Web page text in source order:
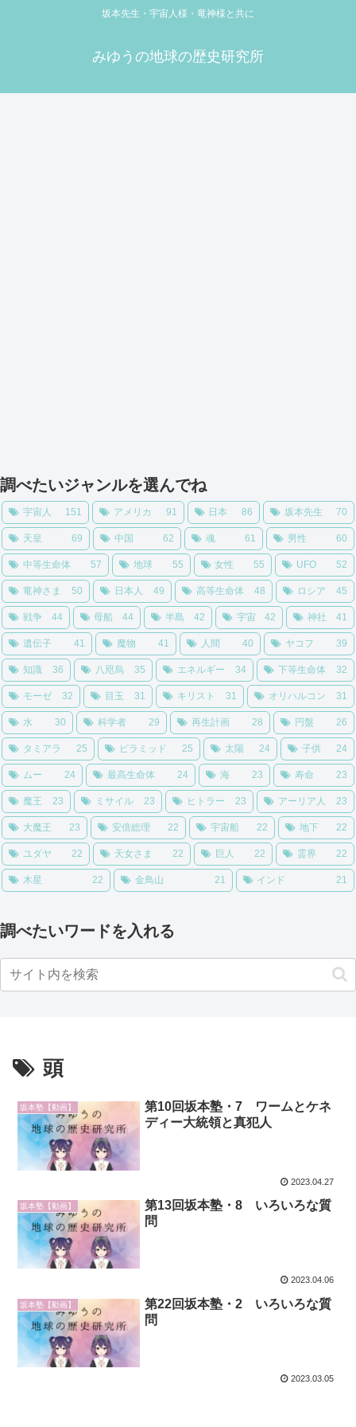
坂本先生・宇宙人様・竜神様と共に
みゆうの地球の歴史研究所
調べたいジャンルを選んでね
宇宙人 151 アメリカ 91 日本 86 坂本先生 70
天皇 69 中国 62 魂 61 男性 60
中等生命体 57 地球 55 女性 55 UFO 52
竜神さま 50 日本人 49 高等生命体 48 ロシア 45
戦争 44 母船 44 半島 42 宇宙 42 神社 41
遺伝子 41 魔物 41 人間 40 ヤコフ 39
知識 36 八咫烏 35 エネルギー 34 下等生命体 32
モーゼ 32 目玉 31 キリスト 31 オリハルコン 31
水 30 科学者 29 再生計画 28 円盤 26
タミアラ 25 ピラミッド 25 太陽 24 子供 24
ムー 24 最高生命体 24 海 23 寿命 23
魔王 23 ミサイル 23 ヒトラー 23 アーリア人 23
大魔王 23 安倍総理 22 宇宙船 22 地下 22
ユダヤ 22 天女さま 22 巨人 22 霊界 22
木星 22 金鳥山 21 インド 21
調べたいワードを入れる
頭
坂本塾【動画】
第10回坂本塾・7 ワームとケネ
ディー大統領と真犯人
2023.04.27
坂本塾【動画】
第13回坂本塾・8 いろいろな質
問
2023.04.06
坂本塾【動画】
第22回坂本塾・2 いろいろな質
問
2023.03.05